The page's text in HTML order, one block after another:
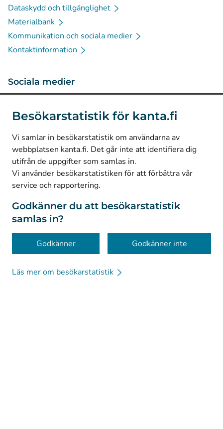
Besökarstatistik för kanta.fi
Vi samlar in besökarstatistik om användarna av
webbplatsen kanta.fi. Det går inte att identifiera dig
utifrån de uppgifter som samlas in.
Vi använder besökarstatistiken för att förbättra vår
service och rapportering.
Godkänner du att besökarstatistik
samlas in?
Godkänner Godkänner inte
Läs mer om besökarstatistik
Dataskydd och tillgänglighet
Materialbank
Kommunikation och sociala medier
Kontaktinformation
Sociala medier
LinkedIn(Avautuu uuteen välilehteen)
Facebook
Avautuu uuteen välilehteen)
© Kanta-Palvelut, Kansaneläkelaitos
Dataskydd
Om webbplatsen
Tillgänglighet
Kakor